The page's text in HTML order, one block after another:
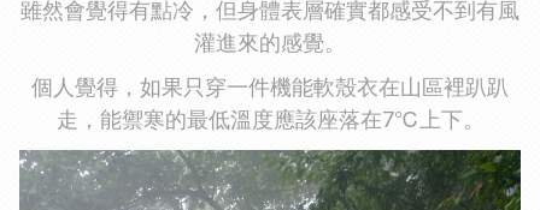
雖然會覺得有點冷，但身體表層確實都感受不到有風
灌進來的感覺。
個人覺得，如果只穿一件機能軟殼衣在山區裡趴趴
走，能禦寒的最低溫度應該座落在7℃上下。